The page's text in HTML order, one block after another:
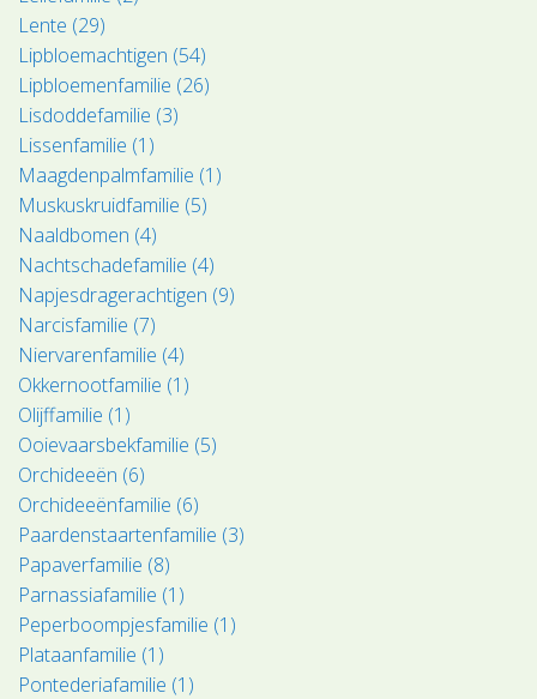
Lente (29)
Lipbloemachtigen (54)
Lipbloemenfamilie (26)
Lisdoddefamilie (3)
Lissenfamilie (1)
Maagdenpalmfamilie (1)
Muskuskruidfamilie (5)
Naaldbomen (4)
Nachtschadefamilie (4)
Napjesdragerachtigen (9)
Narcisfamilie (7)
Niervarenfamilie (4)
Okkernootfamilie (1)
Olijffamilie (1)
Ooievaarsbekfamilie (5)
Orchideeën (6)
Orchideeënfamilie (6)
Paardenstaartenfamilie (3)
Papaverfamilie (8)
Parnassiafamilie (1)
Peperboompjesfamilie (1)
Plataanfamilie (1)
Pontederiafamilie (1)